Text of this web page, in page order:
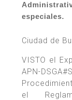
especiales.
Ciudad de
VISTO el
APN-
el